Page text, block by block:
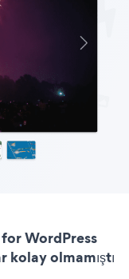
for WordPress
olmamıştı